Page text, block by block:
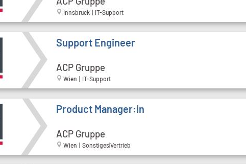
Innsbruck | IT-Support
Support Engineer
ACP Gruppe
Wien | IT-Support
Product Manager:in
ACP Gruppe
Wien | Sonstiges|Vertrieb